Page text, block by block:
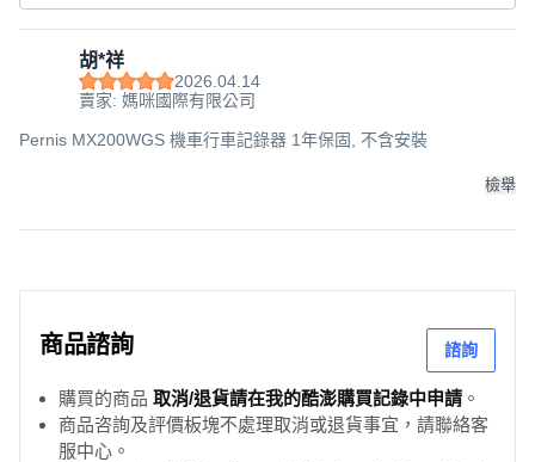
錄器
NCC字號：CCAJ23LP21E4T0
尺寸：75x55x23mm
保固範圍：新品瑕疪(因人為因素所導致產品損壞者恕不接
注意事項:
1.視車款,安裝費用若需另外加費,會請專人與您聯繫說明(例
如:YAMAHA FORCE 155CC/三陽DRG/MMBCU/重機紅牌/
2.若安裝地區較偏遠,會安排到店安裝,會請專人與您聯繫說
明(例如:花蓮、台東)
胡*祥
2026.04.14
賣家: 媽咪國際有限公司
Pernis MX200WGS 機車行車記錄器 1年保固, 不含安裝
檢舉
商品諮詢 諮詢
購買的商品 取消/退貨請在我的酷澎購買記錄中申請 。
商品咨詢及評價板塊不處理取消或退貨事宜，請聯絡客
服中心。